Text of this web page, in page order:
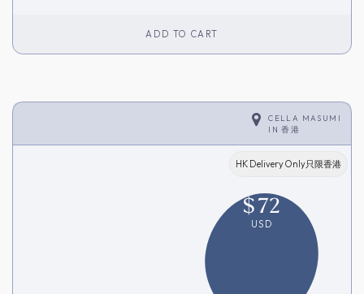
ADD TO CART
CELLA MASUMI
IN香港
HK Delivery Only只限香港
$72
USD